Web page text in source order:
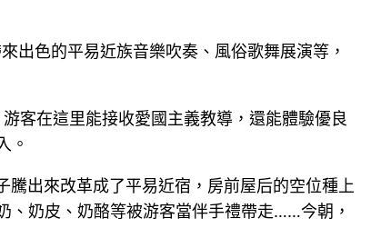
色的平易近族音樂吹奏、風俗歌舞展演等，
客在這里能接收愛國主義教導，還能體驗優良
。
騰出來改革成了平易近宿，房前屋后的空位種上
、奶皮、奶酪等被游客當伴手禮帶走……今朝，